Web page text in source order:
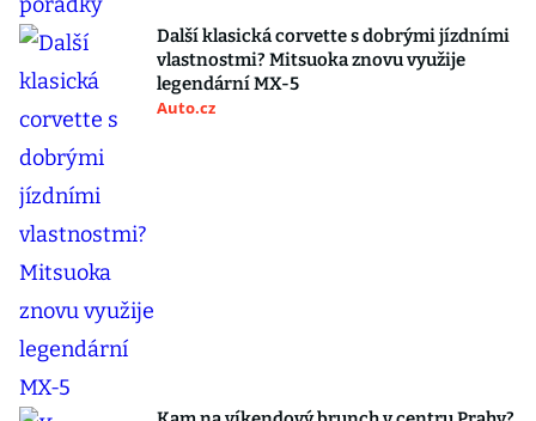
Další klasická corvette s dobrými jízdními
vlastnostmi? Mitsuoka znovu využije
legendární MX-5
Auto.cz